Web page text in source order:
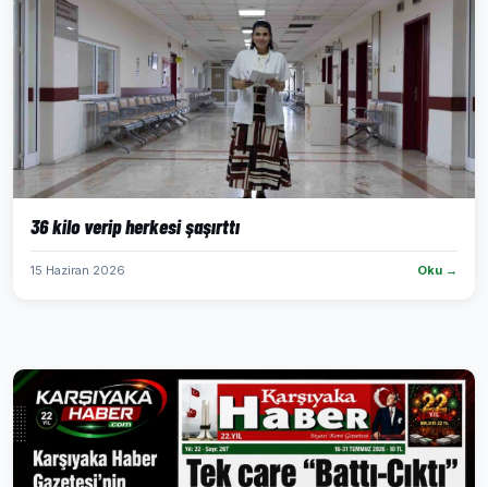
36 kilo verip herkesi şaşırttı
15 Haziran 2026 Oku →